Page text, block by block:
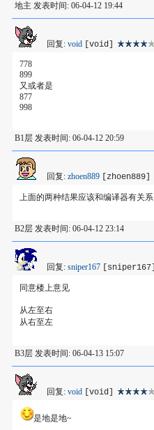
地主 发表时间: 06-04-12 19:44
回复: void [void]
778
899
又或者是
877
998
B1层 发表时间: 06-04-12 20:59
回复: zhoen889 [zhoen889]
上面的两种结果应该和编译器有关系
B2层 发表时间: 06-04-12 23:14
回复: sniper167 [sniper167]
同意楼上意见
从左至右
从右至左
B3层 发表时间: 06-04-13 15:07
回复: void [void]
是地是地~